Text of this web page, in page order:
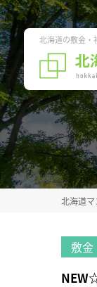
北海道の敷金・
北海道
敷金